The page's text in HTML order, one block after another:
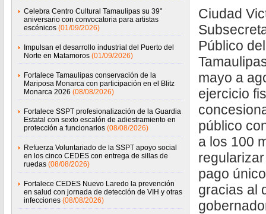
Celebra Centro Cultural Tamaulipas su 39°
aniversario con convocatoria para artistas
escénicos (01/09/2026)
Impulsan el desarrollo industrial del Puerto del
Norte en Matamoros (01/09/2026)
Fortalece Tamaulipas conservación de la
Mariposa Monarca con participación en el Blitz
Monarca 2026 (08/08/2026)
Fortalece SSPT profesionalización de la Guardia
Estatal con sexto escalón de adiestramiento en
protección a funcionarios (08/08/2026)
Refuerza Voluntariado de la SSPT apoyo social
en los cinco CEDES con entrega de sillas de
ruedas (08/08/2026)
Fortalece CEDES Nuevo Laredo la prevención
en salud con jornada de detección de VIH y otras
infecciones (08/08/2026)
Ciudad
Público
mayo a
ejercicio
público
a los 100
pago
gracias al